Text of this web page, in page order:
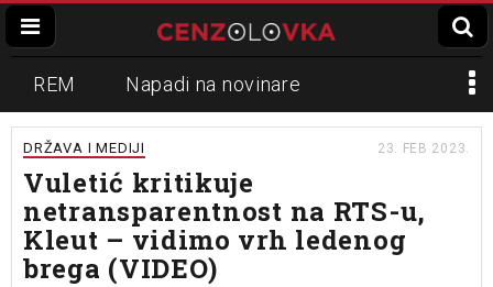
REM Napadi na novinare
Zvučni top
Propaganda Lokalni mediji
Informer Slavko Ćuruvija
DRŽAVA I MEDIJI 23. FEB 2023.
Vuletić kritikuje
netransparentnost na RTS-u,
Kleut – vidimo vrh ledenog
brega (VIDEO)